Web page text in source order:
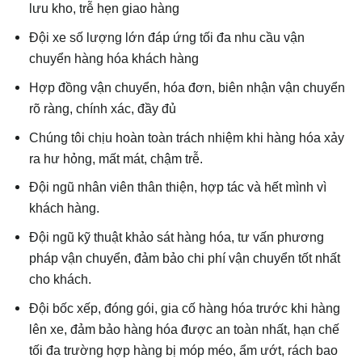
lưu kho, trễ hẹn giao hàng
Đội xe số lượng lớn đáp ứng tối đa nhu cầu vận
chuyển hàng hóa khách hàng
Hợp đồng vận chuyển, hóa đơn, biên nhận vận chuyển
rõ ràng, chính xác, đầy đủ
Chúng tôi chịu hoàn toàn trách nhiệm khi hàng hóa xảy
ra hư hỏng, mất mát, chậm trễ.
Đội ngũ nhân viên thân thiện, hợp tác và hết mình vì
khách hàng.
Đội ngũ kỹ thuật khảo sát hàng hóa, tư vấn phương
pháp vận chuyển, đảm bảo chi phí vận chuyển tốt nhất
cho khách.
Đội bốc xếp, đóng gói, gia cố hàng hóa trước khi hàng
lên xe, đảm bảo hàng hóa được an toàn nhất, hạn chế
tối đa trường hợp hàng bị móp méo, ẩm ướt, rách bao